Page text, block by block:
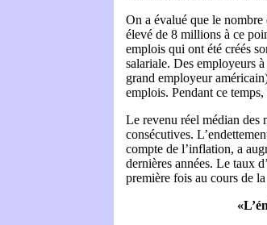
On a évalué que le
élevé de 8 millions à ce
emplois qui ont été créés
salariale. Des employeurs
grand employeur
emplois. Pendant ce
Le revenu réel médian des
consécutives.
compte de l’inflation, a
dernières années. Le taux
première fois au cours de